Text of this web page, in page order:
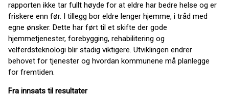
rapporten ikke tar fullt høyde for at eldre har bedre helse og er
friskere enn før. I tillegg bor eldre lenger hjemme, i tråd med
egne ønsker. Dette har ført til et skifte der gode
hjemmetjenester, forebygging, rehabilitering og
velferdsteknologi blir stadig viktigere. Utviklingen endrer
behovet for tjenester og hvordan kommunene må planlegge
for fremtiden.
Fra innsats til resultater